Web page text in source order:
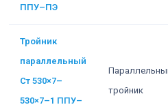
ППУ–ПЭ
Тройник
параллельный
Ст 530×7–
530×7–1 ППУ–
тройник